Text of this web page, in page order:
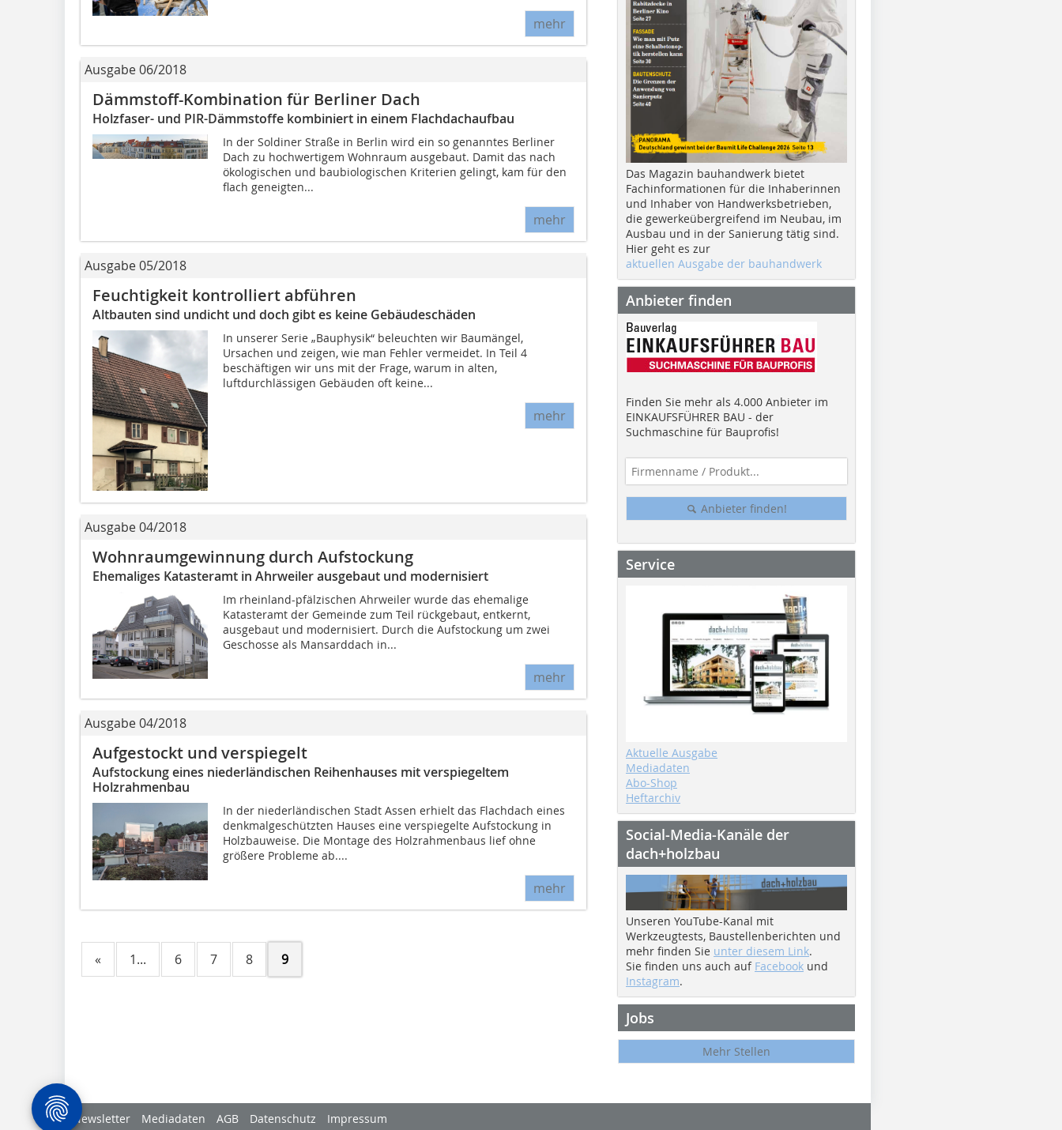
mehr
Ausgabe 06/2018
Dämmstoff-Kombination für Berliner Dach
Holzfaser- und PIR-Dämmstoffe kombiniert in einem Flachdachaufbau
In der Soldiner Straße in Berlin wird ein so genanntes Berliner
Dach zu hochwertigem Wohnraum ausgebaut. Damit das nach
ökologischen und baubiologischen Kriterien gelingt, kam für den
flach geneigten...
mehr
Ausgabe 05/2018
Feuchtigkeit kontrolliert abführen
Altbauten sind undicht und doch gibt es keine Gebäudeschäden
In unserer Serie „Bauphysik“ beleuchten wir Baumängel,
Ursachen und zeigen, wie man Fehler vermeidet. In Teil 4
beschäftigen wir uns mit der Frage, warum in alten,
luftdurchlässigen Gebäuden oft keine...
mehr
Ausgabe 04/2018
Wohnraumgewinnung durch Aufstockung
Ehemaliges Katasteramt in Ahrweiler ausgebaut und modernisiert
Im rheinland-pfälzischen Ahrweiler wurde das ehemalige
Katasteramt der Gemeinde zum Teil rückgebaut, entkernt,
ausgebaut und modernisiert. Durch die Aufstockung um zwei
Geschosse als Mansarddach in...
mehr
Ausgabe 04/2018
Aufgestockt und verspiegelt
Aufstockung eines niederländischen Reihenhauses mit verspiegeltem
Holzrahmenbau
In der niederländischen Stadt Assen erhielt das Flachdach eines
denkmalgeschützten Hauses eine verspiegelte Aufstockung in
Holzbauweise. Die Montage des Holzrahmenbaus lief ohne
größere Probleme ab....
mehr
« 1... 6 7 8 9
Das Magazin bauhandwerk bietet
Fachinformationen für die Inhaberinnen
und Inhaber von Handwerksbetrieben,
die gewerkeübergreifend im Neubau, im
Ausbau und in der Sanierung tätig sind.
Hier geht es zur
aktuellen Ausgabe der bauhandwerk
Anbieter finden
Finden Sie mehr als 4.000 Anbieter im
EINKAUFSFÜHRER BAU - der
Suchmaschine für Bauprofis!
Anbieter finden!
Service
Aktuelle Ausgabe
Mediadaten
Abo-Shop
Heftarchiv
Social-Media-Kanäle der
dach+holzbau
Unseren YouTube-Kanal mit
Werkzeugtests, Baustellenberichten und
mehr finden Sie unter diesem Link.
Sie finden uns auch auf Facebook und
Instagram.
Jobs
Mehr Stellen
Newsletter Mediadaten AGB Datenschutz Impressum